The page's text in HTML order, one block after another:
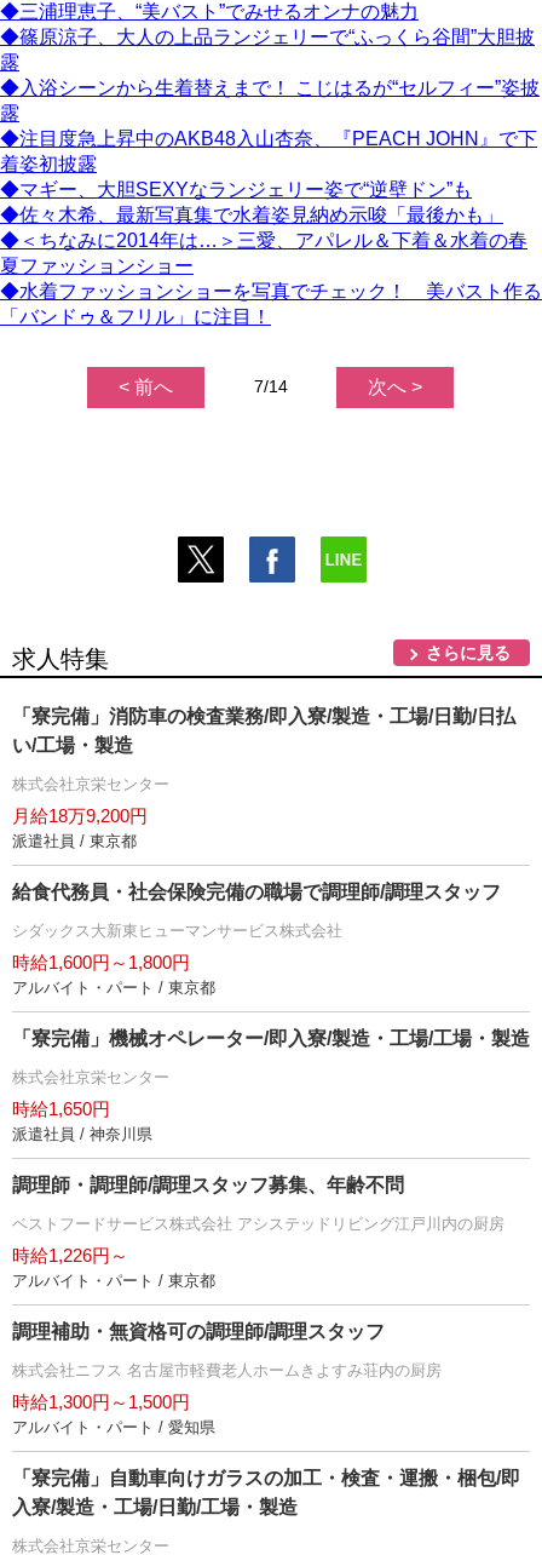
◆三浦理恵子、“美バスト”でみせるオンナの魅力
◆篠原涼子、大人の上品ランジェリーで“ふっくら谷間”大胆披
露
◆入浴シーンから生着替えまで！ こじはるが“セルフィー”姿披
露
◆注目度急上昇中のAKB48入山杏奈、『PEACH JOHN』で下
着姿初披露
◆マギー、大胆SEXYなランジェリー姿で“逆壁ドン”も
◆佐々木希、最新写真集で水着姿見納め示唆「最後かも」
◆＜ちなみに2014年は…＞三愛、アパレル＆下着＆水着の春
夏ファッションショー
◆水着ファッションショーを写真でチェック！ 美バスト作る
「バンドゥ＆フリル」に注目！
< 前へ 7/14 次へ >
求人特集 さらに見る
「寮完備」消防車の検査業務/即入寮/製造・工場/日勤/日払
い/工場・製造
株式会社京栄センター
月給18万9,200円
派遣社員 / 東京都
給食代務員・社会保険完備の職場で調理師/調理スタッフ
シダックス大新東ヒューマンサービス株式会社
時給1,600円～1,800円
アルバイト・パート / 東京都
「寮完備」機械オペレーター/即入寮/製造・工場/工場・製造
株式会社京栄センター
時給1,650円
派遣社員 / 神奈川県
調理師・調理師/調理スタッフ募集、年齢不問
ベストフードサービス株式会社 アシステッドリビング江戸川内の厨房
時給1,226円～
アルバイト・パート / 東京都
調理補助・無資格可の調理師/調理スタッフ
株式会社ニフス 名古屋市軽費老人ホームきよすみ荘内の厨房
時給1,300円～1,500円
アルバイト・パート / 愛知県
「寮完備」自動車向けガラスの加工・検査・運搬・梱包/即
入寮/製造・工場/日勤/工場・製造
株式会社京栄センター